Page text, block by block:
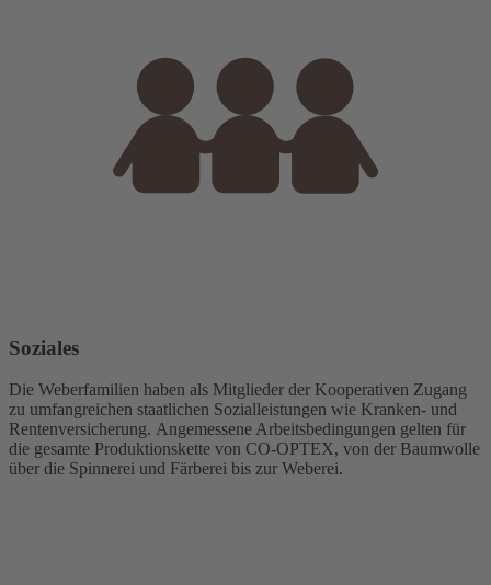
Soziales
Die Weberfamilien haben als Mitglieder der Kooperativen Zugang
zu umfangreichen staatlichen Sozialleistungen wie Kranken- und
Rentenversicherung. Angemessene Arbeitsbedingungen gelten für
die gesamte Produktionskette von CO-OPTEX, von der Baumwolle
über die Spinnerei und Färberei bis zur Weberei.